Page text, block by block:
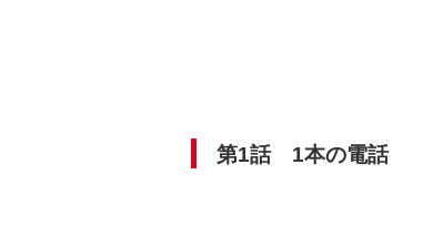
第1話 1本の電話